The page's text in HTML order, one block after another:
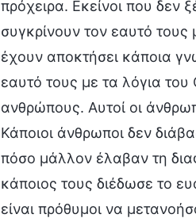
πρόχειρα. Εκείνοι που δεν
συγκρίνουν τον εαυτό τους
έχουν αποκτήσει κάποια
εαυτό τους με τα λόγια του
ανθρώπους. Αυτοί οι
Κάποιοι άνθρωποι δεν
πόσο μάλλον έλαβαν τη
κάποιος τους διέδωσε το
είναι πρόθυμοι να